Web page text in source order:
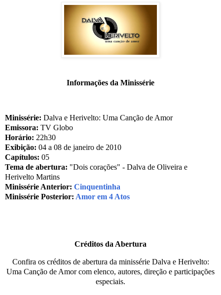
Informações da Minissérie
Minissérie: Dalva e Herivelto: Uma Canção de Amor
Emissora: TV Globo
Horário: 22h30
Exibição: 04 a 08 de janeiro de 2010
Capítulos: 05
Tema de abertura: "Dois corações" - Dalva de Oliveira e
Herivelto Martins
Minissérie Anterior: Cinquentinha
Minissérie Posterior: Amor em 4 Atos
Créditos da Abertura
Confira os créditos de abertura da minissérie Dalva e Herivelto:
Uma Canção de Amor com elenco, autores, direção e participações
especiais.